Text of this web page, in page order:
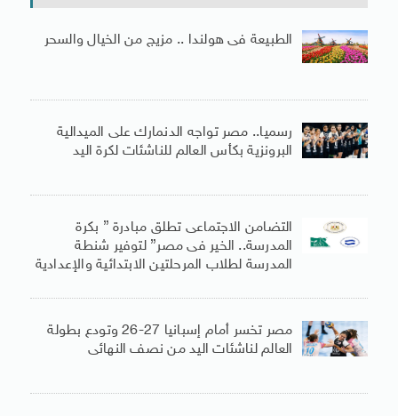
الطبيعة فى هولندا .. مزيج من الخيال والسحر
رسميا.. مصر تواجه الدنمارك على الميدالية
البرونزية بكأس العالم للناشئات لكرة اليد
التضامن الاجتماعى تطلق مبادرة ” بكرة
المدرسة.. الخير فى مصر” لتوفير شنطة
المدرسة لطلاب المرحلتين الابتدائية والإعدادية
مصر تخسر أمام إسبانيا 27-26 وتودع بطولة
العالم لناشئات اليد من نصف النهائى